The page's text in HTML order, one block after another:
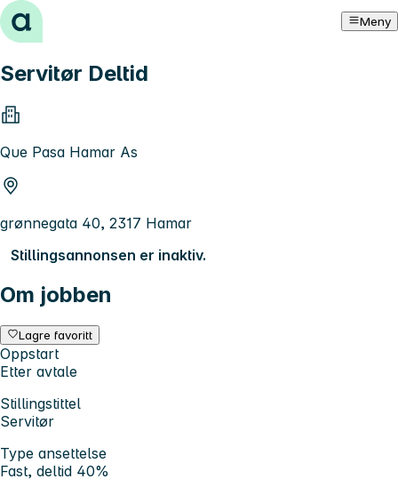
Hopp til innhold Meny
Servitør Deltid
Que Pasa Hamar As
grønnegata 40, 2317 Hamar
Stillingsannonsen er inaktiv.
Om jobben
Lagre favoritt
Oppstart
Etter avtale
Stillingstittel
Servitør
Type ansettelse
Fast, deltid 40%